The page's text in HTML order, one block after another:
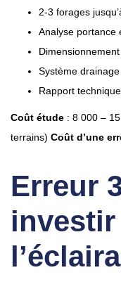
2-3 forages
Analyse portance
Système
Rapport
Coût étude : 8 000 –
terrains) Coût d’une
Erreur